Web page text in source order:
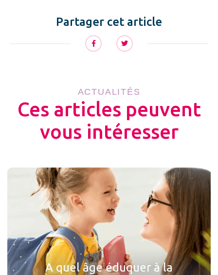
Partager cet article
ACTUALITÉS
Ces articles peuvent
vous intéresser
A quel âge éduquer à la